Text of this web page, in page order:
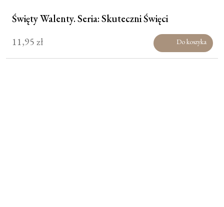
Święty Walenty. Seria: Skuteczni Święci
11,95zł Do koszyka